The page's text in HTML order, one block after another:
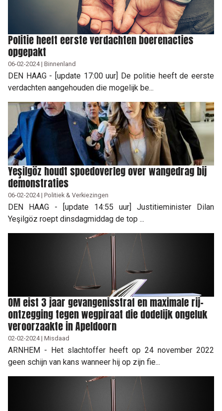
Politie heeft eerste verdachten boerenacties
opgepakt
06-02-2024 | Binnenland
DEN HAAG - [update 17:00 uur] De politie heeft de eerste
verdachten aangehouden die mogelijk be...
Yeşilgöz houdt spoedoverleg over wangedrag bij
demonstraties
06-02-2024 | Politiek & Verkiezingen
DEN HAAG - [update 14:55 uur] Justitieminister Dilan
Yeşilgöz roept dinsdagmiddag de top ...
OM eist 3 jaar gevangenisstraf en maximale rij-
ontzegging tegen wegpiraat die dodelijk ongeluk
veroorzaakte in Apeldoorn
02-02-2024 | Misdaad
ARNHEM - Het slachtoffer heeft op 24 november 2022
geen schijn van kans wanneer hij op zijn fie...